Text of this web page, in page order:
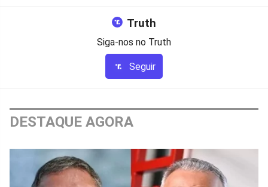
Truth
Siga-nos no Truth
Seguir
DESTAQUE AGORA